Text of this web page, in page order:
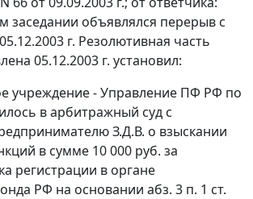
заседании объявлялся перерыв с
г. Резолютивная часть
05.12.2003 г. установил:
учреждение - Управление ПФ РФ по
в арбитражный суд с
З.Д.В. о взыскании
в сумме 10 000 руб. за
регистрации в органе
РФ на основании абз. 3 п. 1 ст.